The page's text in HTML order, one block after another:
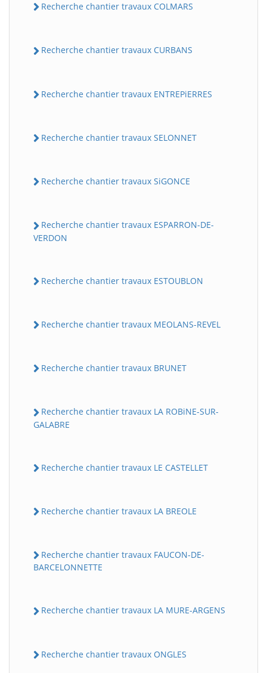
Recherche chantier travaux COLMARS
Recherche chantier travaux CURBANS
Recherche chantier travaux ENTREPiERRES
Recherche chantier travaux SELONNET
Recherche chantier travaux SiGONCE
Recherche chantier travaux ESPARRON-DE-
VERDON
Recherche chantier travaux ESTOUBLON
Recherche chantier travaux MEOLANS-REVEL
Recherche chantier travaux BRUNET
Recherche chantier travaux LA ROBiNE-SUR-
GALABRE
Recherche chantier travaux LE CASTELLET
Recherche chantier travaux LA BREOLE
Recherche chantier travaux FAUCON-DE-
BARCELONNETTE
Recherche chantier travaux LA MURE-ARGENS
Recherche chantier travaux ONGLES